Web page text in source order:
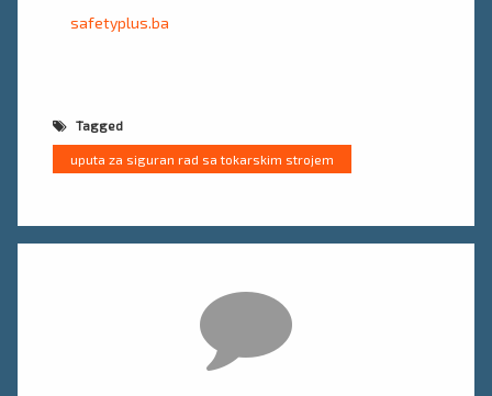
safetyplus.ba
Tagged
uputa za siguran rad sa tokarskim strojem